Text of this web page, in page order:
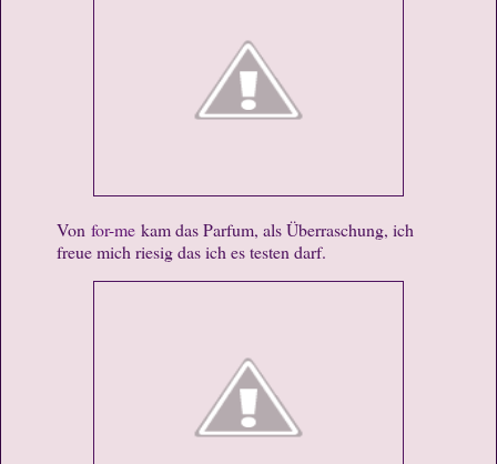
Von for-me kam das Parfum, als Überraschung, ich
freue mich riesig das ich es testen darf.